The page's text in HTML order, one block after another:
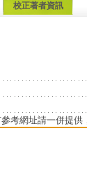
校正著者資訊
考網址請一併提供